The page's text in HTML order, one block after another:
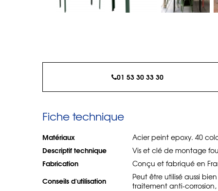
01 53 30 33 30
Fiche technique
Matériaux Acier peint epoxy. 40
Descriptif technique Vis et clé de montage
Fabrication Conçu et fabriqué en
Conseils d'utilisation
Peut être utilisé aussi
traitement anti-